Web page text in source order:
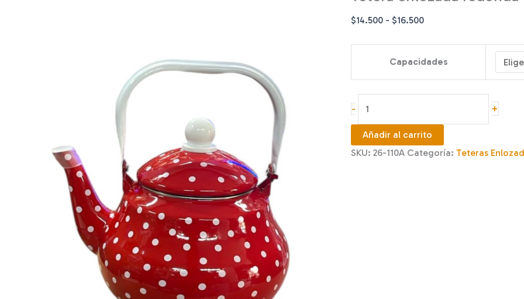
$14.500 - $16.500Rango
desde
$14.500
hasta
Capacidades
-
enlozada
redonda
roja
+
Añadir al carrito
SKU: 26-110A Categoría: Teteras